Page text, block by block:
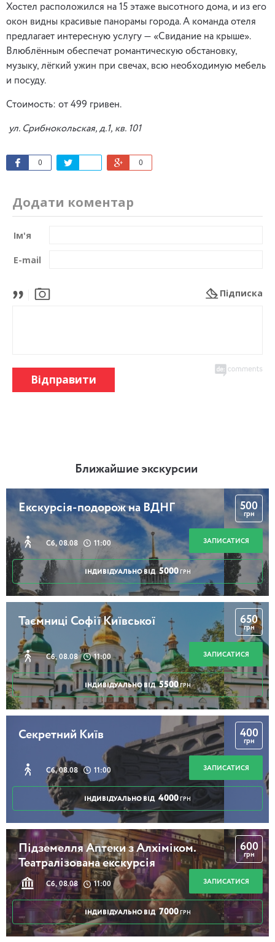
Хостел расположился на 15 этаже высотного дома, и из его
окон видны красивые панорамы города. А команда отеля
предлагает интересную услугу — «Свидание на крыше».
Влюблённым обеспечат романтическую обстановку,
музыку, лёгкий ужин при свечах, всю необходимую мебель
и посуду.
Стоимость: от 499 гривен.
ул. Срибнокольская, д.1, кв. 101
0 0
Додати коментар
Ім'я
E-mail
Підписка
Відправити
Ближайшие экскурсии
Екскурсія-подорож на ВДНГ
Сб, 08.08 11:00
500
грн
ЗАПИСАТИСЯ
ІНДИВІДУАЛЬНО ВІД 5000 ГРН
Таємниці Софії Київської
Сб, 08.08 11:00
650
грн
ЗАПИСАТИСЯ
ІНДИВІДУАЛЬНО ВІД 5500 ГРН
Секретний Київ
Сб, 08.08 11:00
400
грн
ЗАПИСАТИСЯ
ІНДИВІДУАЛЬНО ВІД 4000 ГРН
Підземелля Аптеки з Алхіміком.
Театралізована екскурсія
Сб, 08.08 11:00
600
грн
ЗАПИСАТИСЯ
ІНДИВІДУАЛЬНО ВІД 7000 ГРН